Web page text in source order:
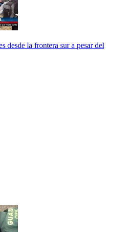
desde la frontera sur a pesar del